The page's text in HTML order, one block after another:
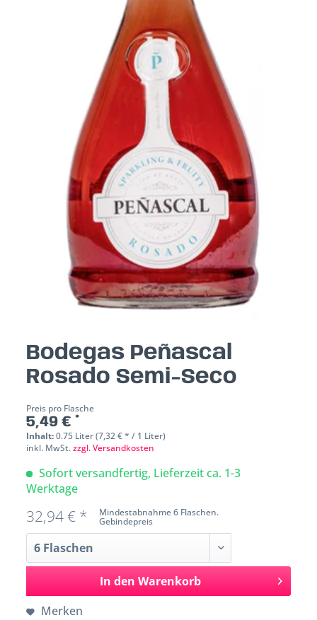
Bodegas Peñascal
Rosado Semi-Seco
Preis pro Flasche
5,49 € *
Inhalt:0.75 Liter (7,32 € * / 1 Liter)
inkl. MwSt.zzgl. Versandkosten
Sofort versandfertig, Lieferzeit ca. 1-3
Werktage
Mindestabnahme 6 Flaschen.
Gebindepreis
32,94 € *
In den Warenkorb
Merken